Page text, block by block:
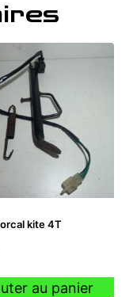
kite 4T
au panier